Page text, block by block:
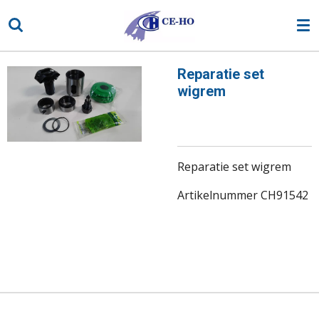
direct
naar
de
hoofdinhoud
Reparatie set
wigrem
Reparatie set wigrem
Artikelnummer CH91542